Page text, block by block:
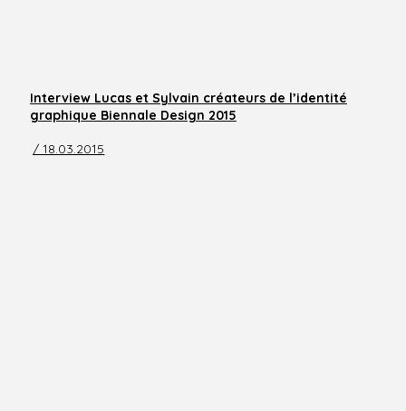
Interview Lucas et Sylvain créateurs de l’identité
graphique Biennale Design 2015
/ 18.03.2015